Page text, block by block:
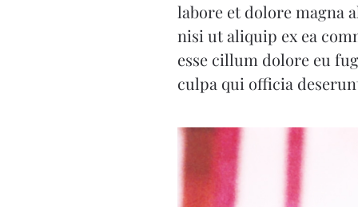
labore et dolore magna
nisi ut aliquip ex ea
esse cillum dolore eu
culpa qui officia